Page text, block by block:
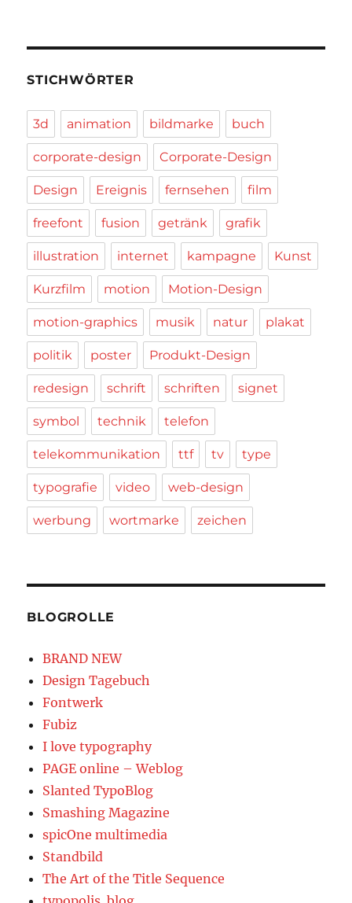
STICHWÖRTER
3d animation bildmarke buch
corporate-design Corporate-Design
Design Ereignis fernsehen film
freefont fusion getränk grafik
illustration internet kampagne Kunst
Kurzfilm motion Motion-Design
motion-graphics musik natur plakat
politik poster Produkt-Design
redesign schrift schriften signet
symbol technik telefon
telekommunikation ttf tv type
typografie video web-design
werbung wortmarke zeichen
BLOGROLLE
BRAND NEW
Design Tagebuch
Fontwerk
Fubiz
I love typography
PAGE online – Weblog
Slanted TypoBlog
Smashing Magazine
spicOne multimedia
Standbild
The Art of the Title Sequence